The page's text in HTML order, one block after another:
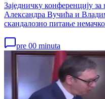
Заједничку конференцију
Александра Вучића и
скандалозно питање
pre 00 minuta